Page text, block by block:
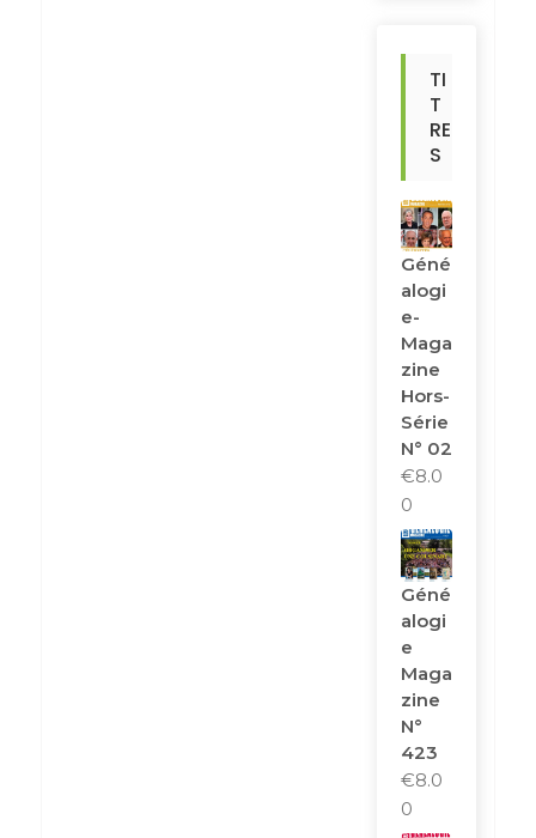
TI
T
RE
S
Géné
Alogi
E-
Maga
Zine
Hors-
Série
N° 02
€8.0
0
Géné
Alogi
E
Maga
Zine
N°
423
€8.0
0